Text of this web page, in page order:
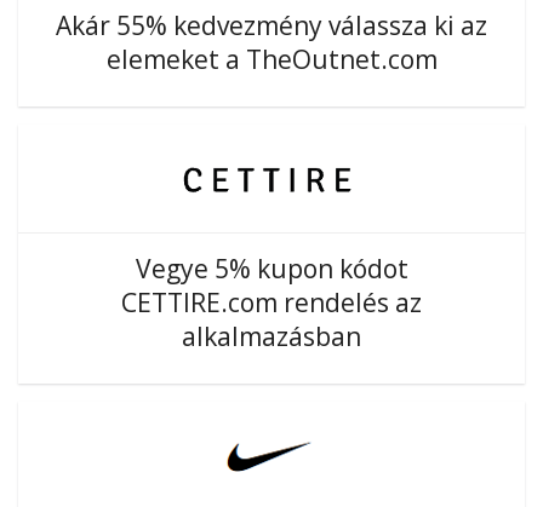
Akár 55% kedvezmény válassza ki az
elemeket a TheOutnet.com
Vegye 5% kupon kódot
CETTIRE.com rendelés az
alkalmazásban